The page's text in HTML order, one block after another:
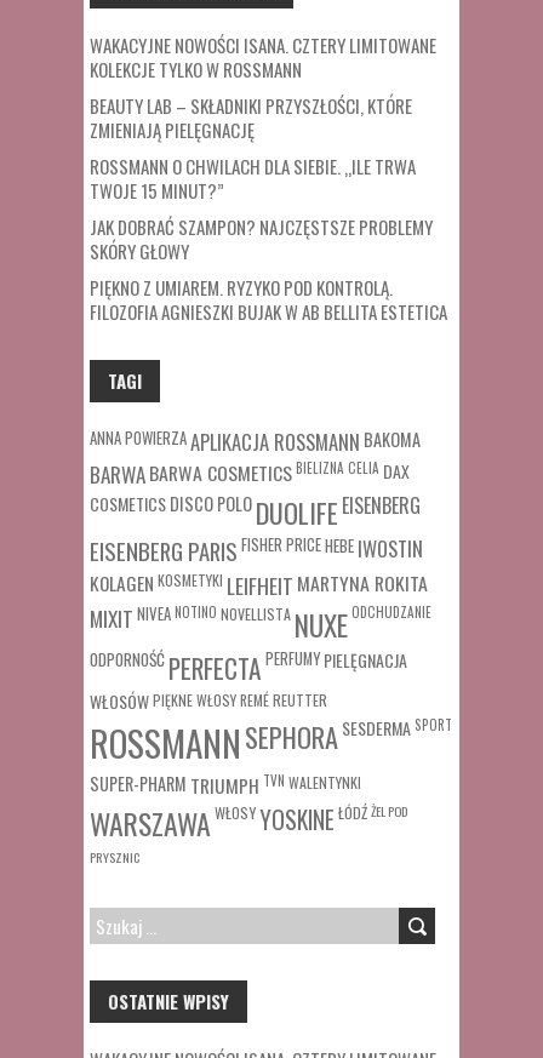
WAKACYJNE NOWOŚCI ISANA. CZTERY LIMITOWANE
KOLEKCJE TYLKO W ROSSMANN
BEAUTY LAB – SKŁADNIKI PRZYSZŁOŚCI, KTÓRE
ZMIENIAJĄ PIELĘGNACJĘ
ROSSMANN O CHWILACH DLA SIEBIE. „ILE TRWA
TWOJE 15 MINUT?”
JAK DOBRAĆ SZAMPON? NAJCZĘSTSZE PROBLEMY
SKÓRY GŁOWY
PIĘKNO Z UMIAREM. RYZYKO POD KONTROLĄ.
FILOZOFIA AGNIESZKI BUJAK W AB BELLITA ESTETICA
TAGI
ANNA POWIERZAAPLIKACJA ROSSMANN BAKOMA
BARWABARWA COSMETICSBIELIZNA CELIA DAX
COSMETICSDISCO POLODUOLIFE EISENBERG
EISENBERG PARIS FISHER PRICEHEBE IWOSTIN
KOLAGEN KOSMETYKI LEIFHEIT MARTYNA ROKITA
MIXIT NIVEANOTINO NOVELLISTA NUXEODCHUDZANIE
ODPORNOŚĆ PERFECTA PERFUMY PIELĘGNACJA
WŁOSÓWPIĘKNE WŁOSYREMÉREUTTER
ROSSMANNSEPHORASESDERMA SPORT
SUPER-PHARM TRIUMPH TVN WALENTYNKI
WARSZAWA WŁOSYYOSKINE ŁÓDŹŻEL POD
PRYSZNIC
SZUKAJ:
OSTATNIE WPISY